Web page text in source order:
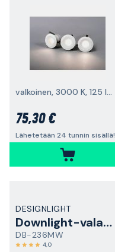
valkoinen, 3000 K, 125 lm, 3 kpl
75,30 €
Lähetetään 24 tunnin sisällä!
DESIGNLIGHT
Downlight-valaisin
DB-236MW
4,0